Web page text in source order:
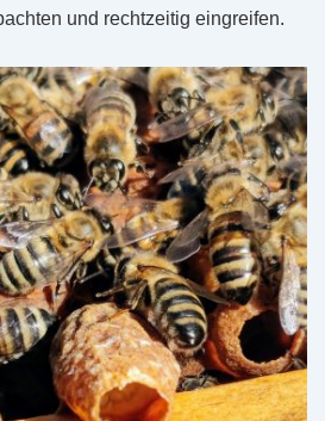
und rechtzeitig eingreifen.